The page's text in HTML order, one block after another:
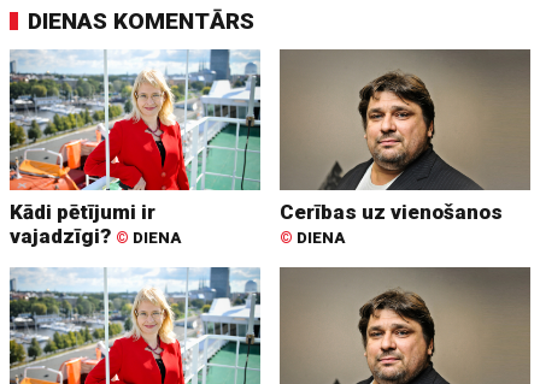
DIENAS KOMENTĀRS
Kādi pētījumi ir
vajadzīgi? © DIENA
Cerības uz vienošanos
© DIENA